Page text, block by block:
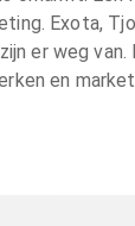
Exota,
er weg
en